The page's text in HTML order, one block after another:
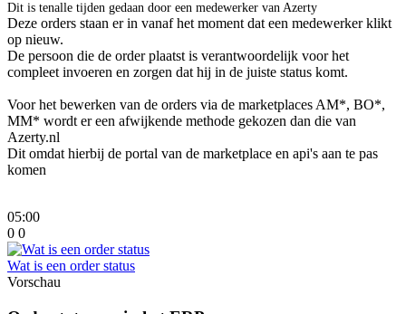
Dit is tenalle tijden gedaan door een medewerker van Azerty
Deze orders staan er in vanaf het moment dat een medewerker klikt
op nieuw.
De persoon die de order plaatst is verantwoordelijk voor het
compleet invoeren en zorgen dat hij in de juiste status komt.
Voor het bewerken van de orders via de marketplaces AM*, BO*,
MM* wordt er een afwijkende methode gekozen dan die van
Azerty.nl
Dit omdat hierbij de portal van de marketplace en api's aan te pas
komen
05:00
0 0
Wat is een order status
Vorschau